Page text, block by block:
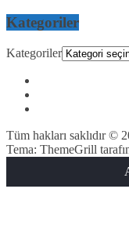
Kategoriler
Kategoriler
Tüm hakları saklıdır ©
Tema: ThemeGrill